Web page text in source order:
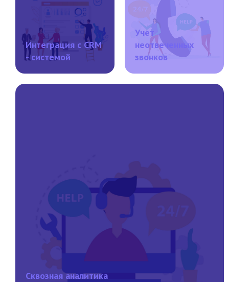
Интеграция с CRM
- системой
Учет
неотвеченных
звонков
Сквозная аналитика